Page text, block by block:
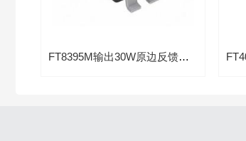
FT8395M输出30W原边反馈控制VCC过压保护芯片